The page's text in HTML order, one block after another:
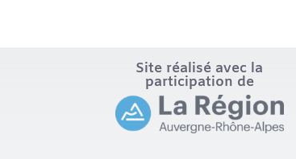
Site réalisé avec la
participation de